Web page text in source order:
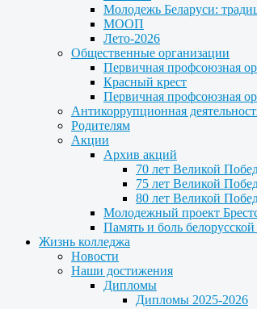
Молодежь Беларуси:
МООП
Лето-2026
Общественные организации
Первичная профсоюзная
Красный крест
Первичная профсоюзная
Антикоррупционная
Родителям
Акции
Архив акций
70 лет Великой
75 лет Великой
80 лет Великой
Молодежный проект
Память и боль белорусской
Жизнь колледжа
Новости
Наши достижения
Дипломы
Дипломы 2025-2026